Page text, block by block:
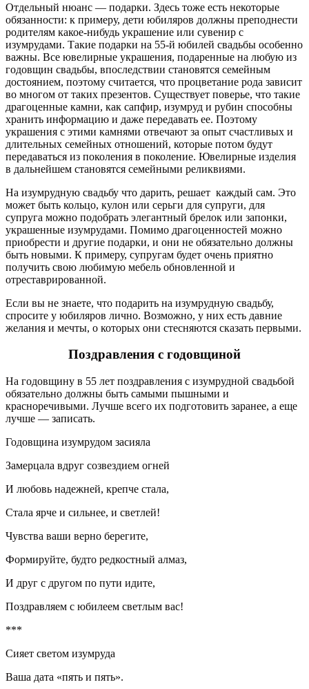
Отдельный нюанс — подарки. Здесь тоже есть некоторые
обязанности: к примеру, дети юбиляров должны преподнести
родителям какое-нибудь украшение или сувенир с
изумрудами. Такие подарки на 55-й юбилей свадьбы особенно
важны. Все ювелирные украшения, подаренные на любую из
годовщин свадьбы, впоследствии становятся семейным
достоянием, поэтому считается, что процветание рода зависит
во многом от таких презентов. Существует поверье, что такие
драгоценные камни, как сапфир, изумруд и рубин способны
хранить информацию и даже передавать ее. Поэтому
украшения с этими камнями отвечают за опыт счастливых и
длительных семейных отношений, которые потом будут
передаваться из поколения в поколение. Ювелирные изделия
в дальнейшем становятся семейными реликвиями.
На изумрудную свадьбу что дарить, решает каждый сам. Это
может быть кольцо, кулон или серьги для супруги, для
супруга можно подобрать элегантный брелок или запонки,
украшенные изумрудами. Помимо драгоценностей можно
приобрести и другие подарки, и они не обязательно должны
быть новыми. К примеру, супругам будет очень приятно
получить свою любимую мебель обновленной и
отреставрированной.
Если вы не знаете, что подарить на изумрудную свадьбу,
спросите у юбиляров лично. Возможно, у них есть давние
желания и мечты, о которых они стесняются сказать первыми.
Поздравления с годовщиной
На годовщину в 55 лет поздравления с изумрудной свадьбой
обязательно должны быть самыми пышными и
красноречивыми. Лучше всего их подготовить заранее, а еще
лучше — записать.
Годовщина изумрудом засияла
Замерцала вдруг созвездием огней
И любовь надежней, крепче стала,
Стала ярче и сильнее, и светлей!
Чувства ваши верно берегите,
Формируйте, будто редкостный алмаз,
И друг с другом по пути идите,
Поздравляем с юбилеем светлым вас!
***
Сияет светом изумруда
Ваша дата «пять и пять».